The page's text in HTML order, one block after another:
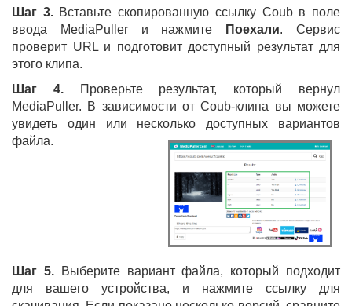
Шаг 3.Вставьте скопированную ссылку Coub в поле
ввода MediaPuller и нажмите
Поехали. Сервис
проверит URL и подготовит доступный результат для
этого клипа.
Шаг 4.Проверьте результат, который вернул
MediaPuller. В зависимости от Coub-клипа вы можете
увидеть один или несколько доступных вариантов
файла.
Шаг 5.Выберите вариант файла, который подходит
для вашего устройства, и нажмите ссылку для